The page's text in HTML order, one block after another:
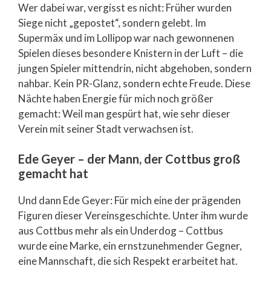
Wer dabei war, vergisst es nicht: Früher wurden
Siege nicht „gepostet“, sondern gelebt. Im
Supermäx und im Lollipop war nach gewonnenen
Spielen dieses besondere Knistern in der Luft – die
jungen Spieler mittendrin, nicht abgehoben, sondern
nahbar. Kein PR-Glanz, sondern echte Freude. Diese
Nächte haben Energie für mich noch größer
gemacht: Weil man gespürt hat, wie sehr dieser
Verein mit seiner Stadt verwachsen ist.
Ede Geyer – der Mann, der Cottbus groß
gemacht hat
Und dann Ede Geyer: Für mich eine der prägenden
Figuren dieser Vereinsgeschichte. Unter ihm wurde
aus Cottbus mehr als ein Underdog – Cottbus
wurde eine Marke, ein ernstzunehmender Gegner,
eine Mannschaft, die sich Respekt erarbeitet hat.